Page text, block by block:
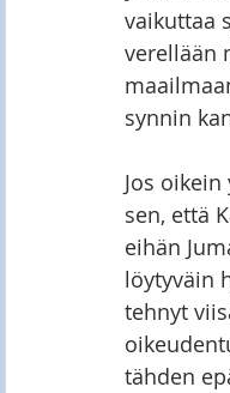
vaikuttaa
verellään
synnin
Jos
sen, että
eihän
löytyväin
tehnyt
tähden